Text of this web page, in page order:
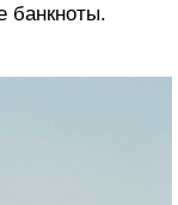
банкноты.